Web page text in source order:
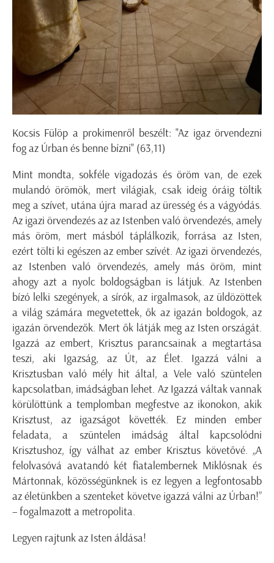
Kocsis Fülöp a prokimenről beszélt: "Az igaz örvendezni
fog az Úrban és benne bízni" (63,11)
Mint mondta, sokféle vigadozás és öröm van, de ezek
mulandó örömök, mert világiak, csak ideig óráig töltik
meg a szívet, utána újra marad az üresség és a vágyódás.
Az igazi örvendezés az az Istenben való örvendezés, amely
más öröm, mert másból táplálkozik, forrása az Isten,
ezért tölti ki egészen az ember szívét. Az igazi örvendezés,
az Istenben való örvendezés, amely más öröm, mint
ahogy azt a nyolc boldogságban is látjuk. Az Istenben
bízó lelki szegények, a sírók, az irgalmasok, az üldözöttek
a világ számára megvetettek, ők az igazán boldogok, az
igazán örvendezők. Mert ők látják meg az Isten országát.
Igazzá az embert, Krisztus parancsainak a megtartása
teszi, aki Igazság, az Út, az Élet. Igazzá válni a
Krisztusban való mély hit által, a Vele való szüntelen
kapcsolatban, imádságban lehet. Az Igazzá váltak vannak
körülöttünk a templomban megfestve az ikonokon, akik
Krisztust, az igazságot követték. Ez minden ember
feladata, a szüntelen imádság által kapcsolódni
Krisztushoz, így válhat az ember Krisztus követővé. „A
felolvasóvá avatandó két fiatalembernek Miklósnak és
Mártonnak, közösségünknek is ez legyen a legfontosabb
az életünkben a szenteket követve igazzá válni az Úrban!”
– fogalmazott a metropolita.
Legyen rajtunk az Isten áldása!